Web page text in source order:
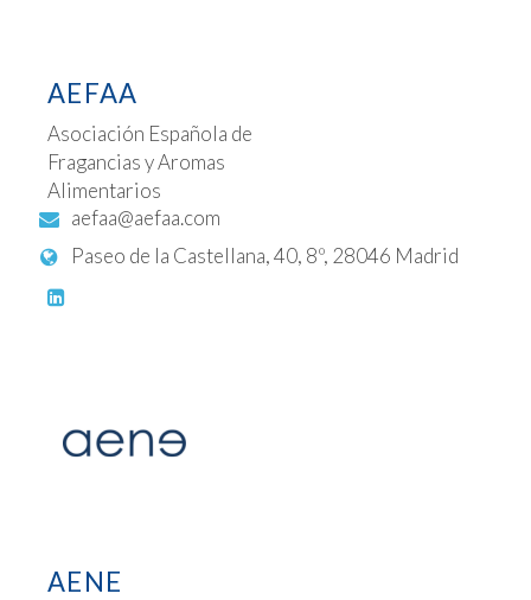
AEFAA
Asociación Española de
Fragancias y Aromas
Alimentarios
aefaa@aefaa.com
Paseo de la Castellana, 40, 8º, 28046 Madrid
AENE